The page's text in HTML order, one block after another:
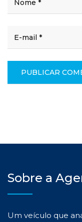
Sobre a
Um veículo que